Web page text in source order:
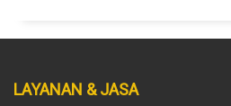
LAYANAN & JASA